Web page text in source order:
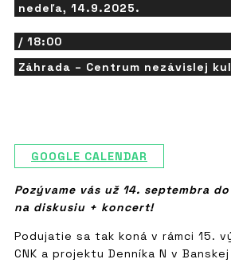
nedeľa, 14.9.2025.
/ 18:00
Záhrada – Centrum nezávislej
GOOGLE CALENDAR
Pozývame vás už 14. septembra
na diskusiu + koncert!
Podujatie sa tak koná v rámci 15.
CNK a projektu Denníka N v